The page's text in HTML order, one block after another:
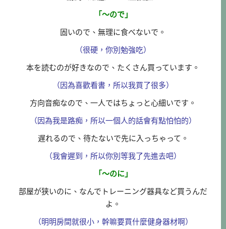
「～ので」
固いので、無理に食べないで。
（很硬，你別勉強吃）
本を読むのが好きなので、たくさん買っています。
（因為喜歡看書，所以我買了很多）
方向音痴なので、一人ではちょっと心細いです。
（因為我是路痴，所以一個人的話會有點怕怕的）
遅れるので、待たないで先に入っちゃって。
（我會遲到，所以你別等我了先進去吧）
「～のに」
部屋が狭いのに、なんでトレーニング器具など買うんだ
よ。
（明明房間就很小，幹嘛要買什麼健身器材啊）